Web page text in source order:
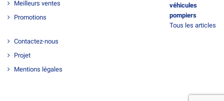
Meilleurs ventes
Promotions
Contactez-nous
Projet
Mentions légales
véhicules
pompiers
Tous les articles